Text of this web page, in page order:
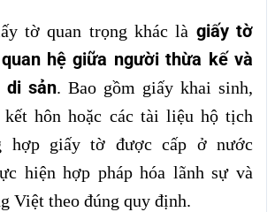
tờ quan trọng khác là giấy tờ
hệ giữa người thừa kế và
di sản. Bao gồm giấy khai sinh,
kết hôn hoặc các tài liệu hộ tịch
hợp giấy tờ được cấp ở nước
hiện hợp pháp hóa lãnh sự và
Việt theo đúng quy định.